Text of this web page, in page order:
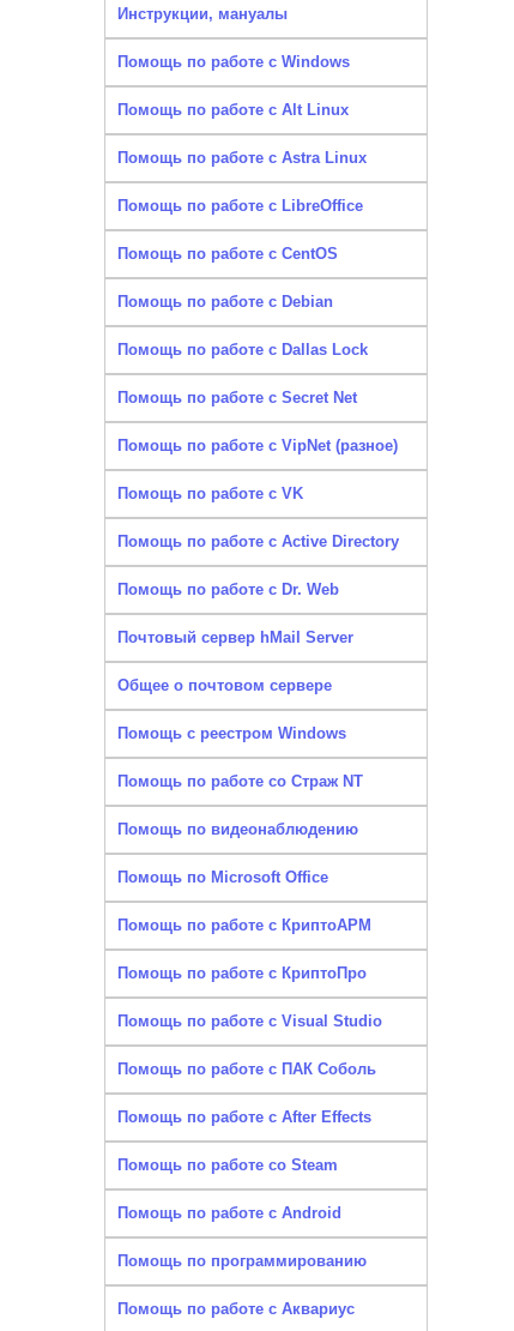
Инструкции, мануалы
Помощь по работе с Windows
Помощь по работе с Alt Linux
Помощь по работе с Astra Linux
Помощь по работе с LibreOffice
Помощь по работе с CentOS
Помощь по работе с Debian
Помощь по работе с Dallas Lock
Помощь по работе с Secret Net
Помощь по работе с VipNet (разное)
Помощь по работе с VK
Помощь по работе с Active Directory
Помощь по работе с Dr. Web
Почтовый сервер hMail Server
Общее о почтовом сервере
Помощь с реестром Windows
Помощь по работе со Страж NT
Помощь по видеонаблюдению
Помощь по Microsoft Office
Помощь по работе с КриптоАРМ
Помощь по работе с КриптоПро
Помощь по работе с Visual Studio
Помощь по работе с ПАК Соболь
Помощь по работе с After Effects
Помощь по работе со Steam
Помощь по работе с Android
Помощь по программированию
Помощь по работе с Аквариус